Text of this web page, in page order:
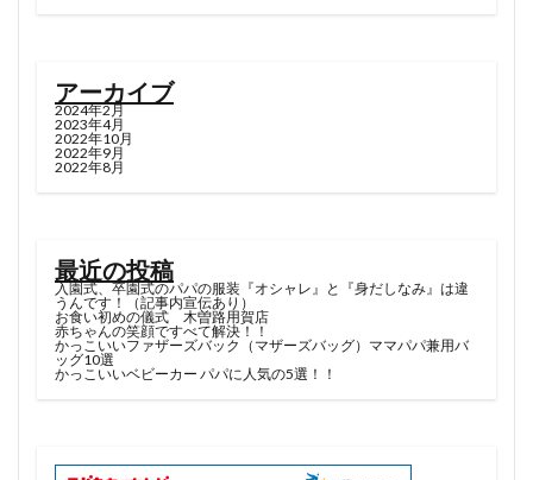
アーカイブ
2024年2月
2023年4月
2022年10月
2022年9月
2022年8月
最近の投稿
入園式、卒園式のパパの服装『オシャレ』と『身だしなみ』は違
うんです！（記事内宣伝あり）
お食い初めの儀式 木曽路用賀店
赤ちゃんの笑顔ですべて解決！！
かっこいいファザーズバック（マザーズバッグ）ママパパ兼用バ
ッグ10選
かっこいいベビーカー パパに人気の5選！！